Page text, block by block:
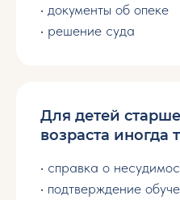
• документы об опеке
• решение суда
Для детей
возраста иногда
• справка о
• подтверждение